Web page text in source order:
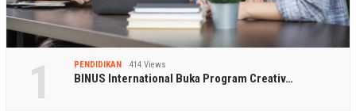
1 PENDIDIKAN 414 Views
BINUS International Buka Program Creativ…